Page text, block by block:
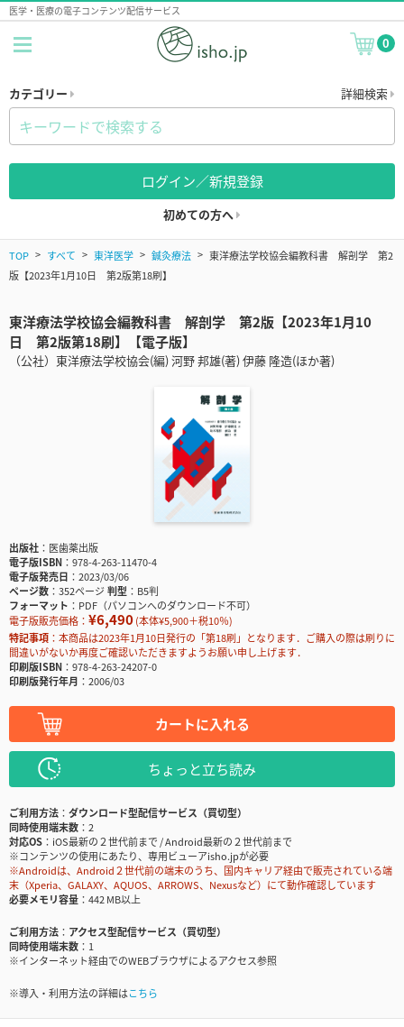
医学・医療の電子コンテンツ配信サービス
0
カテゴリー 詳細検索
ログイン／新規登録
初めての方へ
TOP すべて 東洋医学 鍼灸療法
東洋療法学校協会編教科書 解剖学 第2
版【2023年1月10日 第2版第18刷】
東洋療法学校協会編教科書 解剖学 第2版【2023年1月10
日 第2版第18刷】【電子版】
（公社）東洋療法学校協会(編) 河野 邦雄(著) 伊藤 隆造(ほか著)
出版社
医歯薬出版
電子版ISBN
978-4-263-11470-4
電子版発売日
2023/03/06
ページ数
352ページ判型
B5判
フォーマット
PDF（パソコンへのダウンロード不可）
電子版販売価格： ¥6,490(本体¥5,900＋税10％)
特記事項
本商品は2023年1月10日発行の「第18刷」となります．ご購入の際は刷りに
間違いがないか再度ご確認いただきますようお願い申し上げます．
印刷版ISBN
978-4-263-24207-0
印刷版発行年月
2006/03
カートに入れる
ちょっと立ち読み
ご利用方法
ダウンロード型配信サービス（買切型）
同時使用端末数
2
対応OS
iOS最新の２世代前まで / Android最新の２世代前まで
※コンテンツの使用にあたり、専用ビューアisho.jpが必要
※Androidは、Android２世代前の端末のうち、国内キャリア経由で販売されている端
末（Xperia、GALAXY、AQUOS、ARROWS、Nexusなど）にて動作確認しています
必要メモリ容量
442 MB以上
ご利用方法
アクセス型配信サービス（買切型）
同時使用端末数
1
※インターネット経由でのWEBブラウザによるアクセス参照
※導入・利用方法の詳細はこちら